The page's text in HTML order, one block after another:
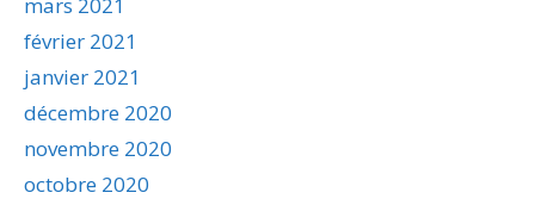
février 2021
janvier 2021
décembre 2020
novembre 2020
octobre 2020